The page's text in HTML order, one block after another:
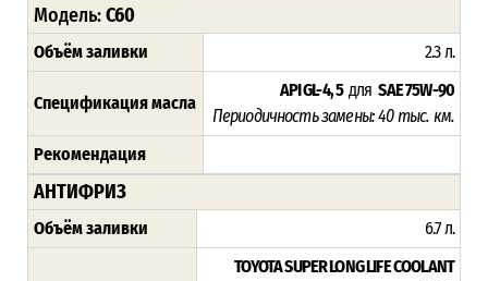
Модель:C60
Объём заливки 2.3 л.
Спецификация масла
API GL-4, 5 дляSAE 75W-90
Периодичность замены: 40 тыс. км.
Рекомендация
АНТИФРИЗ
Объём заливки 6.7 л.
TOYOTA SUPER LONG LIFE COOLANT